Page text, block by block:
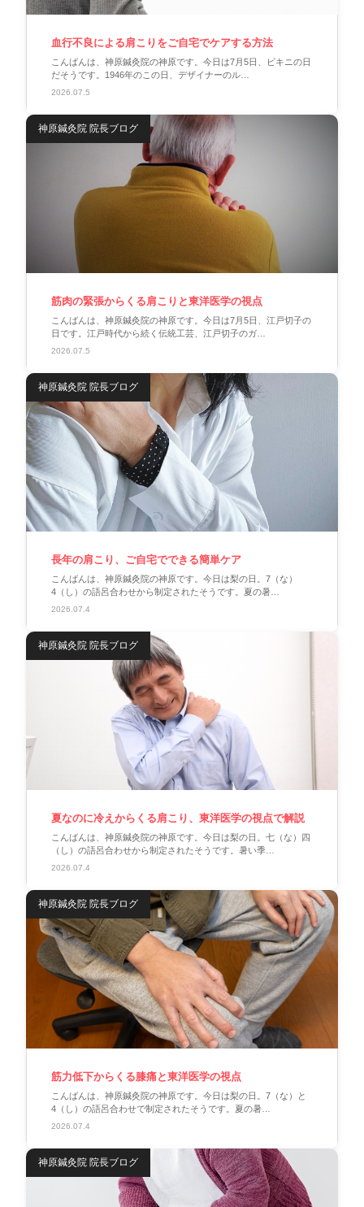
血行不良による肩こりをご自宅でケアする方法
こんばんは、神原鍼灸院の神原です。今日は7月5日、ビキニの日
だそうです。1946年のこの日、デザイナーのル…
2026.07.5
神原鍼灸院 院長ブログ
筋肉の緊張からくる肩こりと東洋医学の視点
こんばんは、神原鍼灸院の神原です。今日は7月5日、江戸切子の
日です。江戸時代から続く伝統工芸、江戸切子のガ…
2026.07.5
神原鍼灸院 院長ブログ
長年の肩こり、ご自宅でできる簡単ケア
こんばんは、神原鍼灸院の神原です。今日は梨の日。7（な）
4（し）の語呂合わせから制定されたそうです。夏の暑…
2026.07.4
神原鍼灸院 院長ブログ
夏なのに冷えからくる肩こり、東洋医学の視点で解説
こんばんは、神原鍼灸院の神原です。今日は梨の日。七（な）四
（し）の語呂合わせから制定されたそうです。暑い季…
2026.07.4
神原鍼灸院 院長ブログ
筋力低下からくる膝痛と東洋医学の視点
こんばんは、神原鍼灸院の神原です。今日は梨の日。7（な）と
4（し）の語呂合わせで制定されたそうです。夏の暑…
2026.07.4
神原鍼灸院 院長ブログ